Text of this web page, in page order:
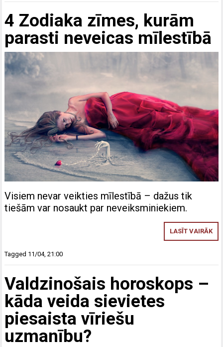
4 Zodiaka zīmes, kurām
parasti neveicas mīlestībā
Visiem nevar veikties mīlestībā – dažus tik
tiešām var nosaukt par neveiksminiekiem.
LASĪT VAIRĀK
Tagged 11/04,21:00
Valdzinošais horoskops –
kāda veida sievietes
piesaista vīriešu
uzmanību?